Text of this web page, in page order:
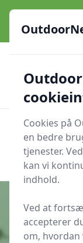
OutdoorNet -
himmel
23 produktyper
Verificerede
Søg nu
Søg nu
Udgivet i
Cookies på
en bedre
tjenester.
kan vi
indhold.
Ved at
accepterer
om,